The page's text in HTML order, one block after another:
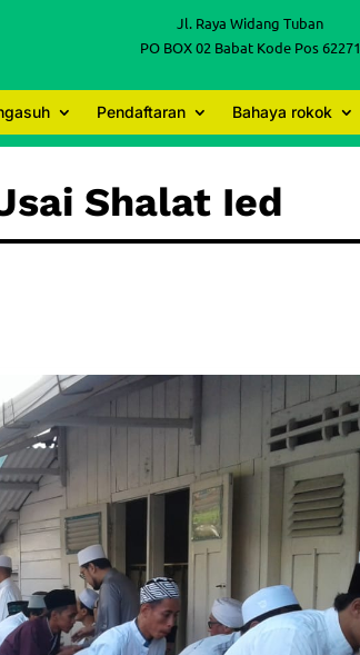
Jl. Raya Widang Tuban
PO BOX 02 Babat Kode Pos 62271
Pendaftaran Bahaya rokok
Shalat Ied